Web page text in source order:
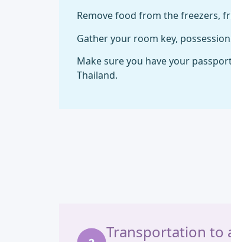
Remove food from the freezers,
Gather your room key,
Make sure you have your
Thailand.
Transportation to